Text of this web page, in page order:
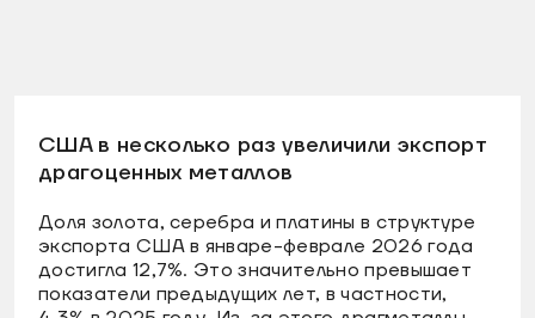
США в несколько раз увеличили экспорт
драгоценных металлов
Доля золота, серебра и платины в структуре
экспорта США в январе-феврале 2026 года
достигла 12,7%. Это значительно превышает
показатели предыдущих лет, в частности,